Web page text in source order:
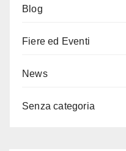
Blog
Fiere ed Eventi
News
Senza categoria